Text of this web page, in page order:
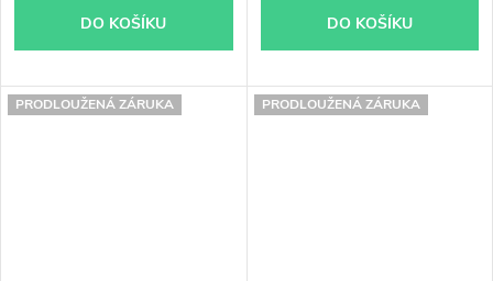
DO KOŠÍKU DO KOŠÍKU
PRODLOUŽENÁ ZÁRUKA PRODLOUŽENÁ ZÁRUKA